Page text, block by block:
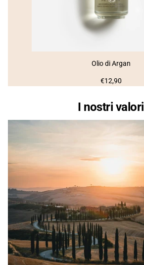
Olio di Argan
Prezzo
€12,90
I nostri valori